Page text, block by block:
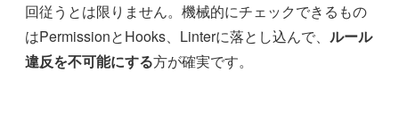
回従うとは限りません。機械的にチェックできるもの
はPermissionとHooks、Linterに落とし込んで、 ルール
違反を不可能にする方が確実です。